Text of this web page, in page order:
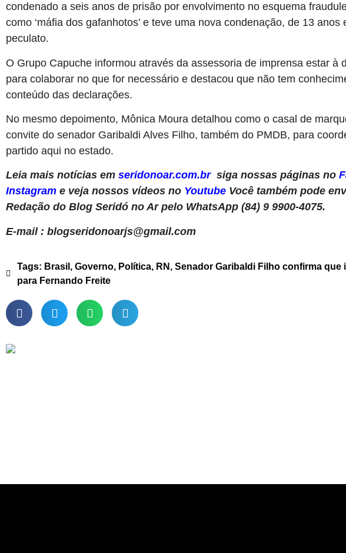
condenado a seis anos de prisão por envolvimento no esquema
como ‘máfia dos gafanhotos’ e teve uma nova condenação, de 13
peculato.
O Grupo Capuche informou através da assessoria de imprensa estar à
para colaborar no que for necessário e destacou que não tem
conteúdo das declarações.
No mesmo depoimento, Mônica Moura detalhou como o casal de
convite do senador Garibaldi Alves Filho, também do PMDB, para
partido aqui no estado.
Leia mais notícias em seridonoar.com.brsiga nossas páginas no
Instagram e veja nossos vídeos no Youtube Você também pode
Redação do Blog Seridó no Ar pelo WhatsApp (84) 9 9900-4075.
E-mail : blogseridonoarjs@gmail.com
Tags: Brasil , Governo, Política, RN , Senador Garibaldi Filho confirma que
para Fernando Freite